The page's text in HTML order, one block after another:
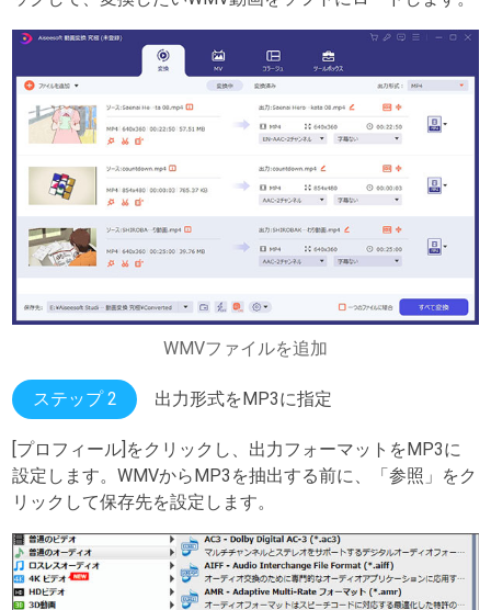
WMVファイルを追加
ステップ 2 出力形式をMP3に指定
[プロフィール]をクリックし、出力フォーマットをMP3に
設定します。WMVからMP3を抽出する前に、「参照」をク
リックして保存先を設定します。